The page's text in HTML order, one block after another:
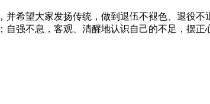
希望大家发扬传统，做到退伍不褪色、退役
强不息，客观、清醒地认识自己的不足，摆